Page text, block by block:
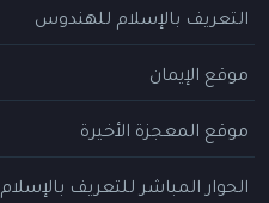
التعريف بالإسلام للهندوس
موقع الإيمان
موقع المعجزة الأخيرة
الحوار المباشر للتعريف بالإسلام